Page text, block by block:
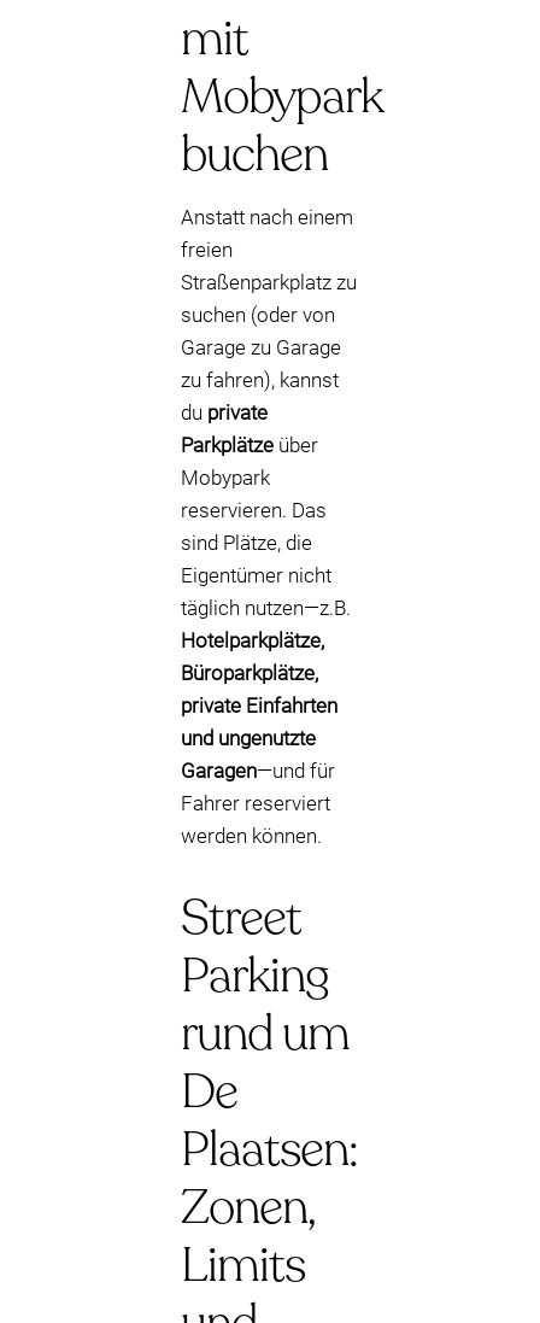
mit
Mobypark
buchen
Anstatt nach einem
freien
Straßenparkplatz zu
suchen (oder von
Garage zu Garage
zu fahren), kannst
du private
Parkplätze über
Mobypark
reservieren. Das
sind Plätze, die
Eigentümer nicht
täglich nutzen—z.B.
Hotelparkplätze,
Büroparkplätze,
private Einfahrten
und ungenutzte
Garagen—und für
Fahrer reserviert
werden können.
Street
Parking
rund um
De
Plaatsen:
Zonen,
Limits